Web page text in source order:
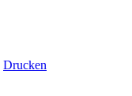
Drucken